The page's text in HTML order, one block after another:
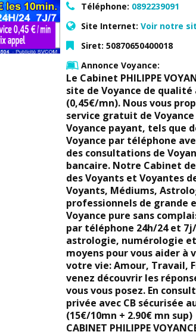
Téléphone: 0892239091
Site Internet: Voir notre
Siret: 50870650400018
Annonce Voyance:
Le Cabinet PHILIPPE
site de Voyance de qualité
(0,45€/mn). Nous vous
service gratuit de
Voyance payant, tels que
Voyance par téléphone
des consultations de
bancaire. Notre Cabinet
des Voyants et Voyantes
Voyants, Médiums,
professionnels de grande
Voyance pure sans
par téléphone 24h/24 et
astrologie, numérologie
moyens pour vous aider à
votre vie: Amour, Travail,
venez découvrir les
vous vous posez. En
privée avec CB sécurisée
(15€/10mn + 2.90€ mn sup)
CABINET PHILIPPE